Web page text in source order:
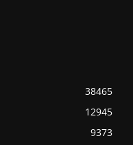
38465
12945
9373